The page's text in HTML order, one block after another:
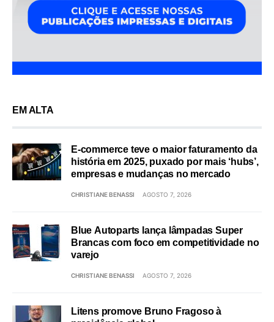
EM ALTA
E-commerce teve o maior faturamento da
história em 2025, puxado por mais ‘hubs’,
empresas e mudanças no mercado
CHRISTIANE BENASSI AGOSTO 7, 2026
Blue Autoparts lança lâmpadas Super
Brancas com foco em competitividade no
varejo
CHRISTIANE BENASSI AGOSTO 7, 2026
Litens promove Bruno Fragoso à